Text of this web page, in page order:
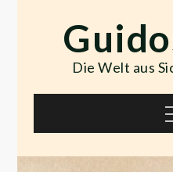
content
Die Welt aus